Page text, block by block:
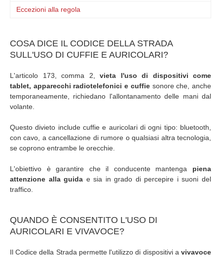
Eccezioni alla regola
COSA DICE IL CODICE DELLA STRADA
SULL'USO DI CUFFIE E AURICOLARI?
L'articolo 173, comma 2, vieta l'uso di dispositivi come
tablet, apparecchi radiotelefonici e cuffiesonore che, anche
temporaneamente, richiedano l'allontanamento delle mani dal
volante.
Questo divieto include cuffie e auricolari di ogni tipo: bluetooth,
con cavo, a cancellazione di rumore o qualsiasi altra tecnologia,
se coprono entrambe le orecchie.
L'obiettivo è garantire che il conducente mantenga piena
attenzione alla guida e sia in grado di percepire i suoni del
traffico.
QUANDO È CONSENTITO L'USO DI
AURICOLARI E VIVAVOCE?
Il Codice della Strada permette l'utilizzo di dispositivi a vivavoce